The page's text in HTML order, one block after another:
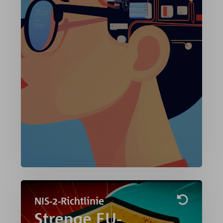
Experten. So wird digitale
Transformation einfach, messbar und
nachhaltig wirksam.
Mehr Erfahren »
NIS-2-Richtlinie
Strenge EU-
Strenge EU-Richtlinie zur
Cybersicherheit: Wir bieten